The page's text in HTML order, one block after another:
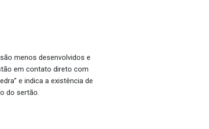
menos desenvolvidos e
em contato direto com
e indica a existência de
do sertão.